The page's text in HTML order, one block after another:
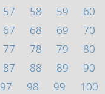
57 58 59
60
67 68 69
70
77 78 79
80
87 88 89
90
97 98 99
100